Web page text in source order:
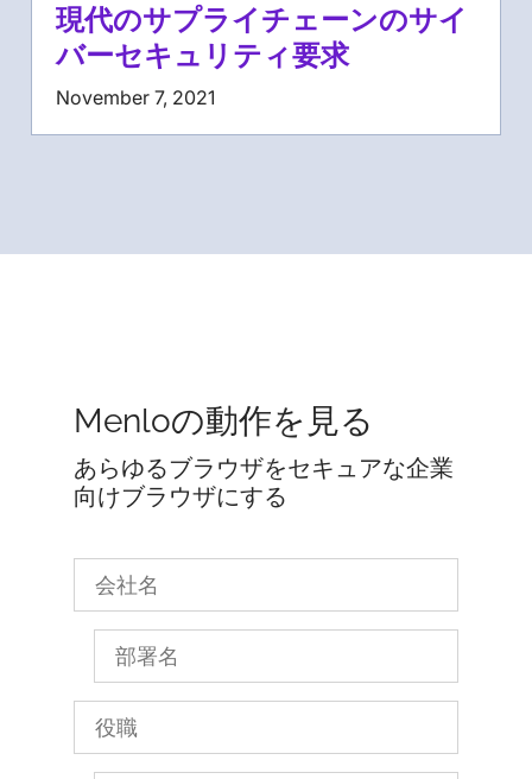
現代のサプライチェーンのサイ
バーセキュリティ要求
November 7, 2021
Menloの動作を見る
あらゆるブラウザをセキュアな企業
向けブラウザにする